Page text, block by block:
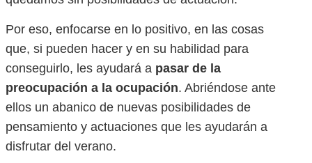
Por eso, enfocarse en lo positivo, en las cosas
que, si pueden hacer y en su habilidad para
conseguirlo, les ayudará a pasar de la
preocupación a la ocupación. Abriéndose ante
ellos un abanico de nuevas posibilidades de
pensamiento y actuaciones que les ayudarán a
disfrutar del verano.